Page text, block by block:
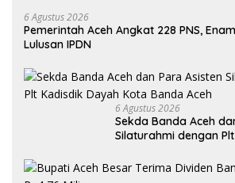
6 Agustus 2026
Pemerintah Aceh Angkat 228 PNS,
Lulusan IPDN
6 Agustus 2026
Sekda Banda Aceh
Silaturahmi dengan